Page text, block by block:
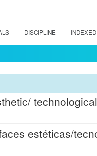
DISCIPLINE INDEXED
estéticas/